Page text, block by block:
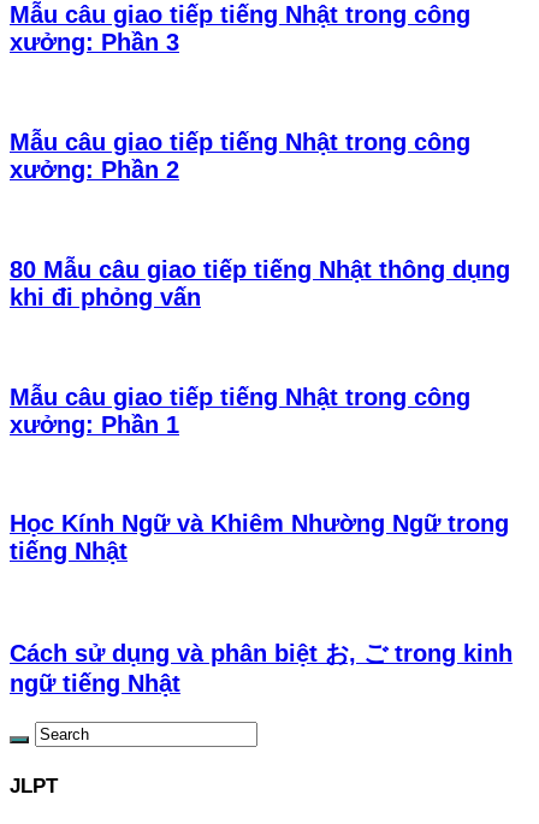
Mẫu câu giao tiếp tiếng Nhật trong công
xưởng: Phần 3
Mẫu câu giao tiếp tiếng Nhật trong công
xưởng: Phần 2
80 Mẫu câu giao tiếp tiếng Nhật thông dụng
khi đi phỏng vấn
Mẫu câu giao tiếp tiếng Nhật trong công
xưởng: Phần 1
Học Kính Ngữ và Khiêm Nhường Ngữ trong
tiếng Nhật
Cách sử dụng và phân biệt お, ご trong kinh
ngữ tiếng Nhật
JLPT